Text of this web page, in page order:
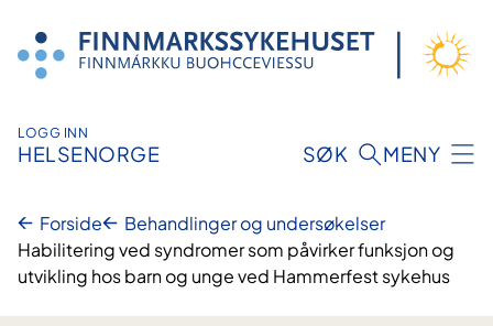
innhold
LOGG INN
HELSENORGE SØK MENY
Forside
Behandlinger og undersøkelser
Habilitering ved syndromer som påvirker funksjon og
utvikling hos barn og unge ved Hammerfest sykehus